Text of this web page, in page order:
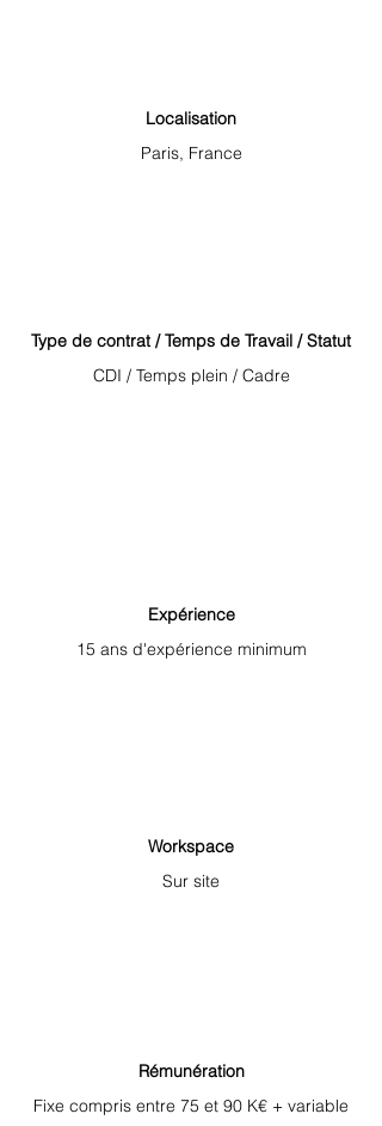
Localisation
Paris, France
Type de contrat / Temps de Travail / Statut
CDI / Temps plein / Cadre
Expérience
15 ans d'expérience minimum
Workspace
Sur site
Rémunération
Fixe compris entre 75 et 90 K€ + variable